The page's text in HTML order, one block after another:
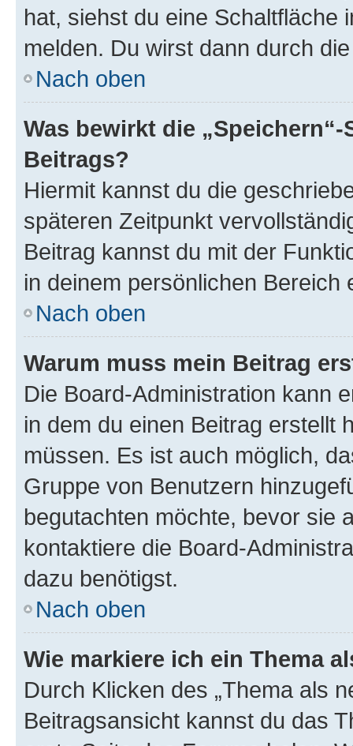
hat, siehst du eine Schaltfläche
melden. Du wirst dann durch
Nach oben
Was bewirkt die
Beitrags?
Hiermit kannst du die
späteren Zeitpunkt
Beitrag kannst du mit der
in deinem persönlichen Bereich
Nach oben
Warum muss mein Beitrag
Die Board-Administration kann
in dem du einen Beitrag erstellt
müssen. Es ist auch möglich,
Gruppe von Benutzern
begutachten möchte, bevor sie
kontaktiere die Board-
dazu benötigst.
Nach oben
Wie markiere ich ein Thema
Durch Klicken des „Thema als
Beitragsansicht kannst du das